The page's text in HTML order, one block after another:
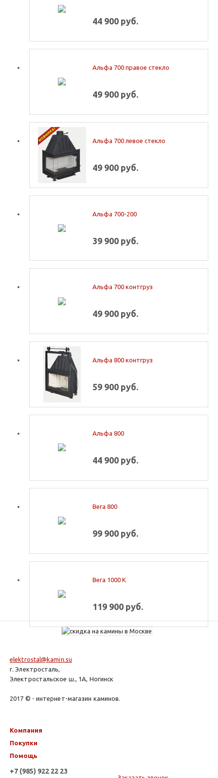
44 900 руб.
Альфа 700 правое стекло
49 900 руб.
Альфа 700 левое стекло
49 900 руб.
Альфа 700-200
39 900 руб.
Альфа 700 контгруз
49 900 руб.
Альфа 800 контгруз
59 900 руб.
Альфа 800
44 900 руб.
Вега 800
99 900 руб.
Вега 1000 К
119 900 руб.
elektrostal@kamin.su
г. Электросталь,
Электростальское ш., 1А, Ногинск
2017 © - интернет-магазин каминов.
Компания
Покупки
Помощь
+7 (985) 922 22 23